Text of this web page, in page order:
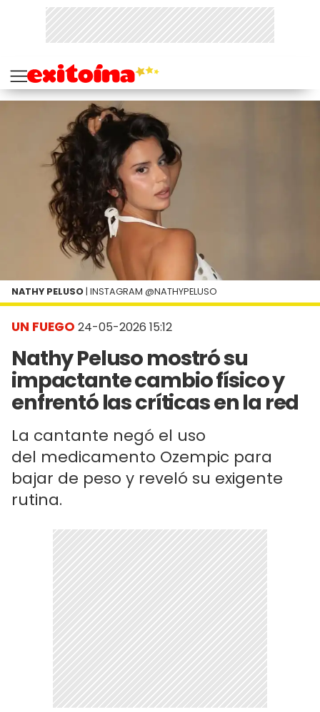
UN FUEGO 24-05-2026 15:12
Nathy Peluso mostró su
impactante cambio físico y
enfrentó las críticas en la red
La cantante negó el uso
del medicamento Ozempic para
bajar de peso y reveló su exigente
rutina.
NATHY PELUSO | INSTAGRAM @NATHYPELUSO